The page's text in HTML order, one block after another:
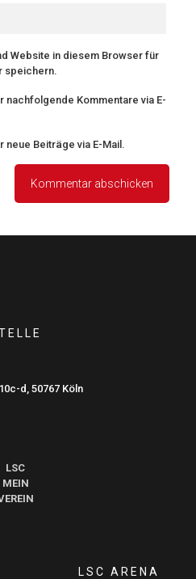
Website in diesem Browser für
speichern.
nachfolgende Kommentare via E-
Beiträge via E-Mail.
d, 50767 Köln
LSC
MEIN
LSC ARENA